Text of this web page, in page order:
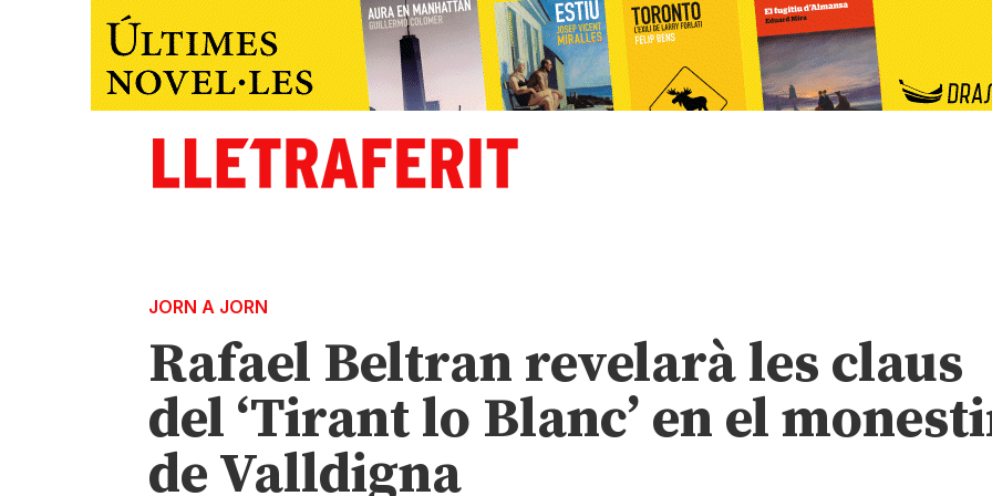
JORN A JORN
Rafael Beltran revelarà les claus
del ‘Tirant lo Blanc’ en el
de Valldigna